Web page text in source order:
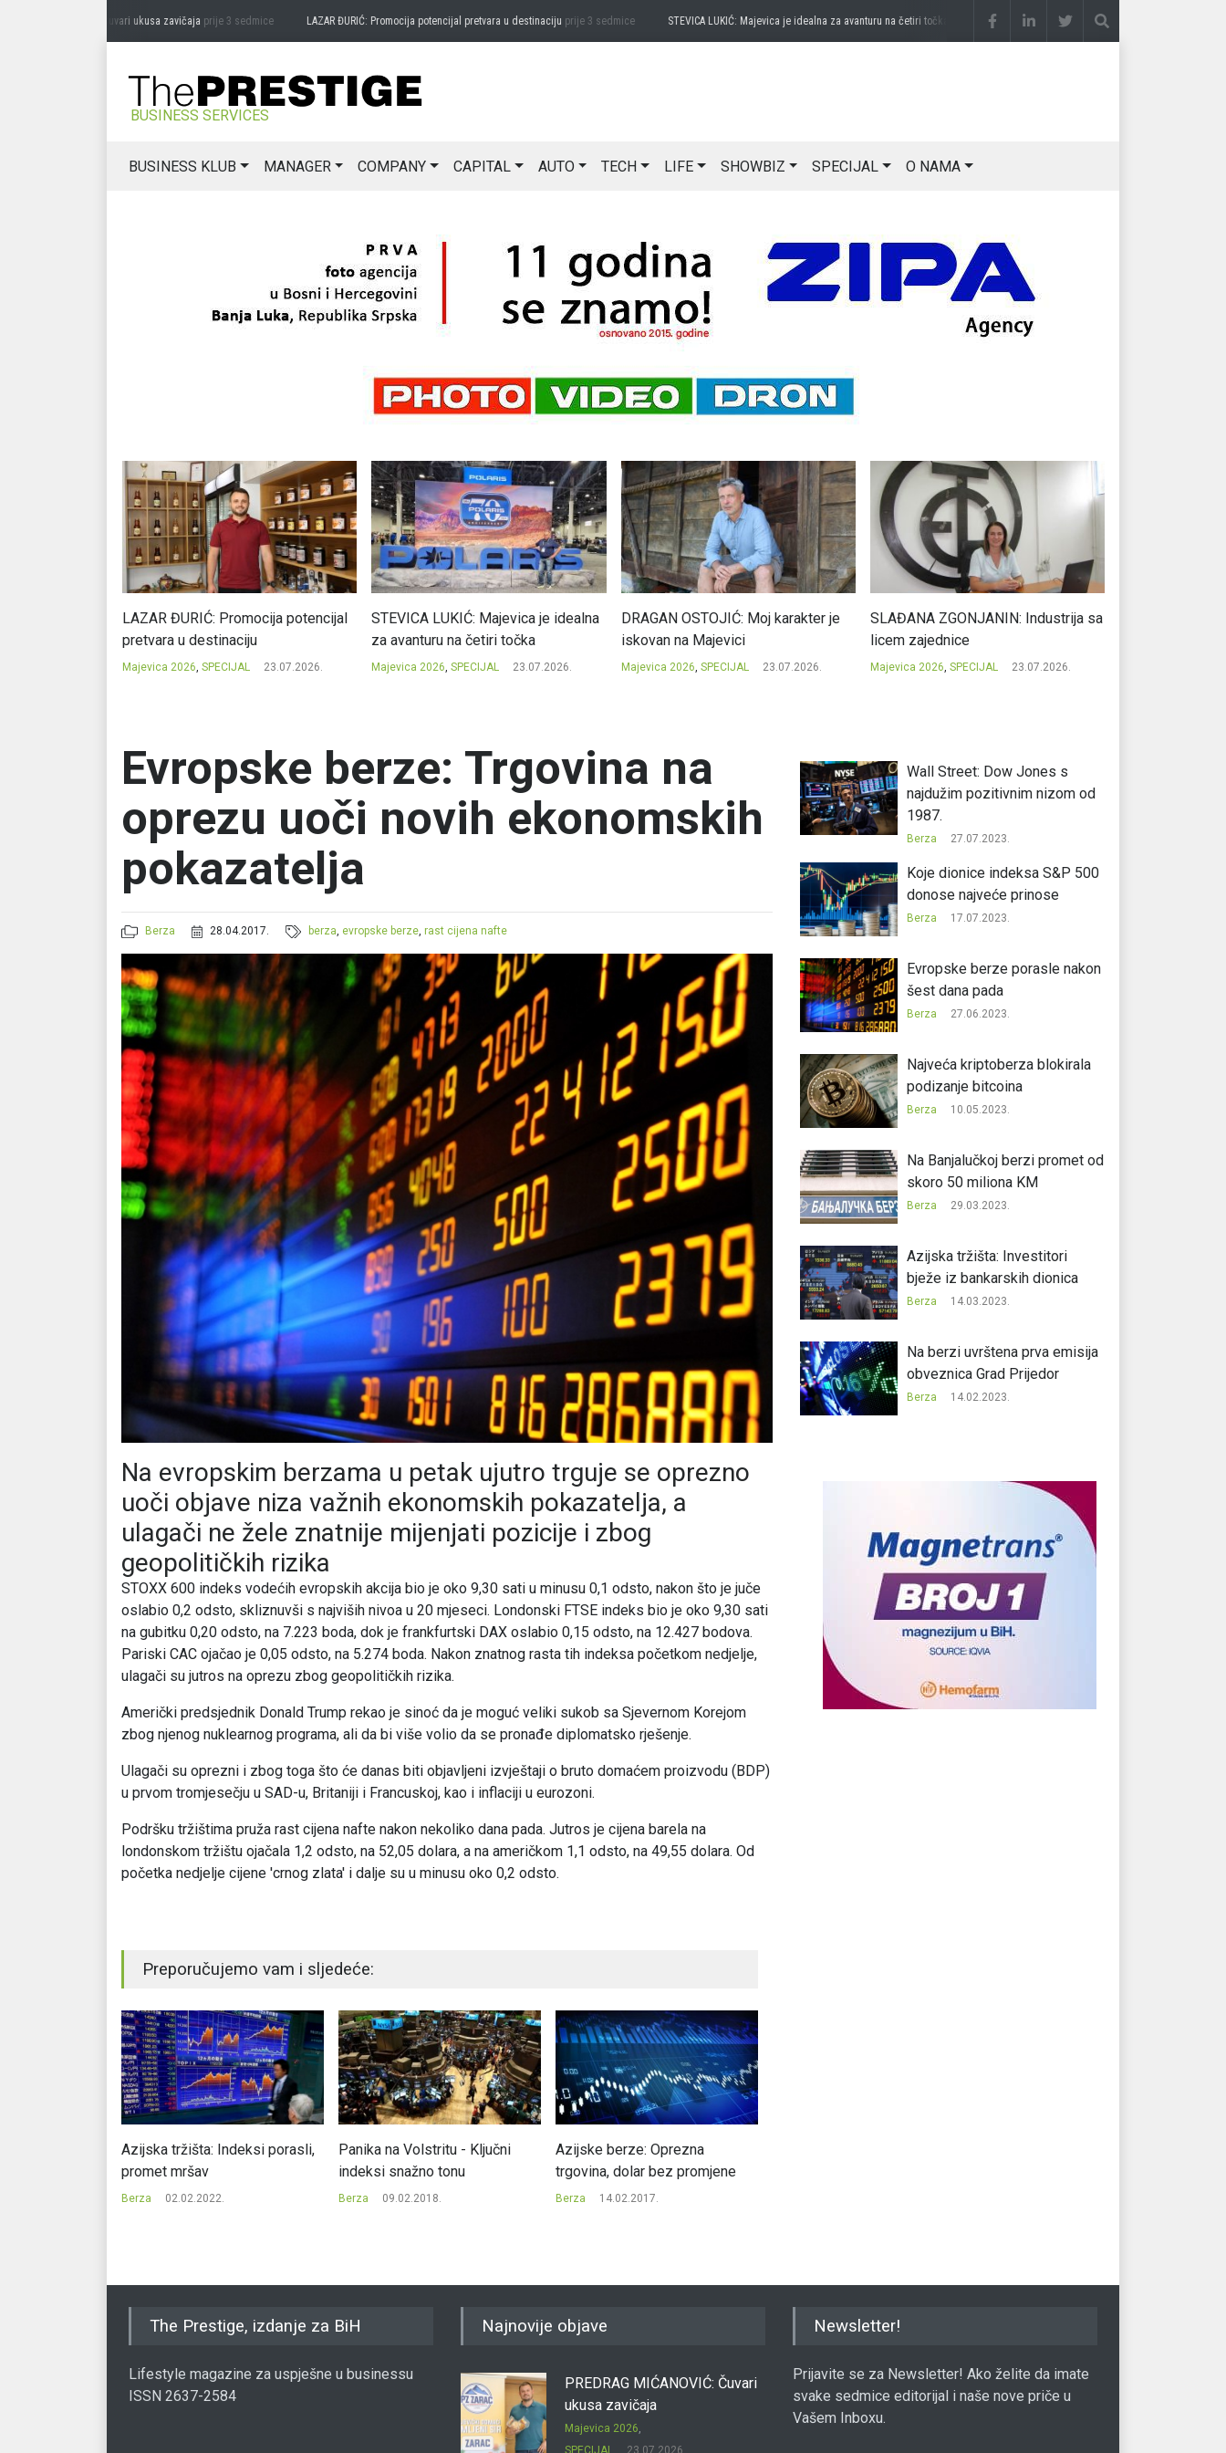
MIĆANOVIĆ: Čuvari ukusa zavičajaprije 3 sedmice LAZAR ĐURIĆ: Promocija potencijal pretvara u destinacijuprije 3 sedmice STEVICA LUKIĆ: Majevica je idealna za avanturu na četiri točkaprije 3 sedmice DRAGAN OSTOJIĆ: Moj karakter je
BUSINESS SERVICES
BUSINESS KLUB MANAGER COMPANY CAPITAL AUTO TECH LIFE SHOWBIZ SPECIJAL O NAMA
LAZAR ĐURIĆ: Promocija potencijal
pretvara u destinaciju
Majevica 2026, SPECIJAL 23.07.2026.
STEVICA LUKIĆ: Majevica je idealna
za avanturu na četiri točka
Majevica 2026, SPECIJAL 23.07.2026.
DRAGAN OSTOJIĆ: Moj karakter je
iskovan na Majevici
Majevica 2026, SPECIJAL 23.07.2026.
SLAĐANA ZGONJANIN: Industrija sa
licem zajednice
Majevica 2026, SPECIJAL 23.07.2026.
Evropske berze: Trgovina na
oprezu uoči novih ekonomskih
pokazatelja
Berza 28.04.2017. berza, evropske berze,rast cijena nafte
Na evropskim berzama u petak ujutro trguje se oprezno
uoči objave niza važnih ekonomskih pokazatelja, a
ulagači ne žele znatnije mijenjati pozicije i zbog
geopolitičkih rizika
STOXX 600 indeks vodećih evropskih akcija bio je oko 9,30 sati u minusu 0,1 odsto, nakon što je juče
oslabio 0,2 odsto, skliznuvši s najviših nivoa u 20 mjeseci. Londonski FTSE indeks bio je oko 9,30 sati
na gubitku 0,20 odsto, na 7.223 boda, dok je frankfurtski DAX oslabio 0,15 odsto, na 12.427 bodova.
Pariski CAC ojačao je 0,05 odsto, na 5.274 boda. Nakon znatnog rasta tih indeksa početkom nedjelje,
ulagači su jutros na oprezu zbog geopolitičkih rizika.
Američki predsjednik Donald Trump rekao je sinoć da je moguć veliki sukob sa Sjevernom Korejom
zbog njenog nuklearnog programa, ali da bi više volio da se pronađe diplomatsko rješenje.
Ulagači su oprezni i zbog toga što će danas biti objavljeni izvještaji o bruto domaćem proizvodu (BDP)
u prvom tromjesečju u SAD-u, Britaniji i Francuskoj, kao i inflaciji u eurozoni.
Podršku tržištima pruža rast cijena nafte nakon nekoliko dana pada. Jutros je cijena barela na
londonskom tržištu ojačala 1,2 odsto, na 52,05 dolara, a na američkom 1,1 odsto, na 49,55 dolara. Od
početka nedjelje cijene ′crnog zlata′ i dalje su u minusu oko 0,2 odsto.
Preporučujemo vam i sljedeće:
Azijska tržišta: Indeksi porasli,
promet mršav
Berza 02.02.2022.
Panika na Volstritu - Ključni
indeksi snažno tonu
Berza 09.02.2018.
Azijske berze: Oprezna
trgovina, dolar bez promjene
Berza 14.02.2017.
Wall Street: Dow Jones s
najdužim pozitivnim nizom od
1987.
Berza 27.07.2023.
Koje dionice indeksa S&P 500
donose najveće prinose
Berza 17.07.2023.
Evropske berze porasle nakon
šest dana pada
Berza 27.06.2023.
Najveća kriptoberza blokirala
podizanje bitcoina
Berza 10.05.2023.
Na Banjalučkoj berzi promet od
skoro 50 miliona KM
Berza 29.03.2023.
Azijska tržišta: Investitori
bježe iz bankarskih dionica
Berza 14.03.2023.
Na berzi uvrštena prva emisija
obveznica Grad Prijedor
Berza 14.02.2023.
The Prestige, izdanje za BiH
Lifestyle magazine za uspješne u businessu
ISSN 2637-2584
Najnovije objave
PREDRAG MIĆANOVIĆ: Čuvari
ukusa zavičaja
Majevica 2026
SPECIJAL
23.07.2026.
Newsletter!
Prijavite se za Newsletter! Ako želite da imate
svake sedmice editorijal i naše nove priče u
Vašem Inboxu.